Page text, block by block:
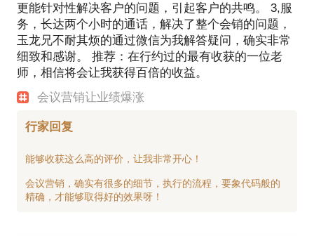
更能针对性解决客户的问题，引起客户的共鸣。 3,服
务，长达两个小时的通话，解决了整个会销的问题，
玉龙兄不耐其烦的通过微信为我解答疑问，确实非常
细致和感谢。 推荐：在行约过的最有收获的一位老
师，相信将会让我获得百倍的收益。
会议营销让业绩爆涨
行家回复
能够收获这么高的评价，让我非常开心！
会议营销，确实有很多的细节，执行的流程，要象代码般的